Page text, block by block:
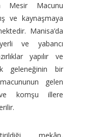
Mesir Macunu
ve kaynaşmaya
Manisa’da
ve yabancı
yapılır ve
geleneğinin bir
gelen
komşu illere